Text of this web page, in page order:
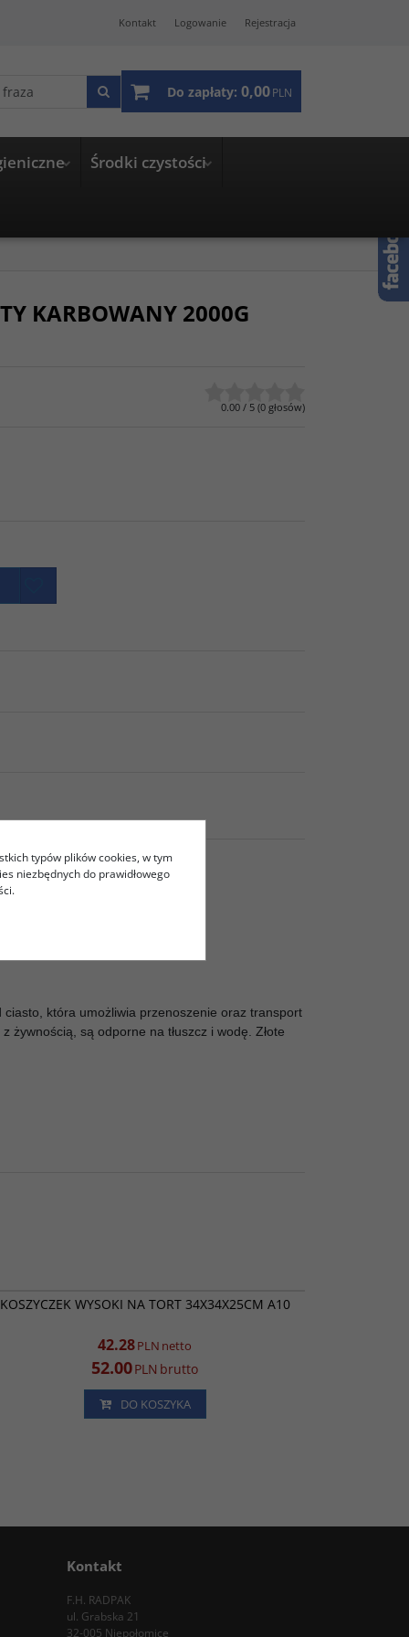
Kontakt Logowanie Rejestracja
Do zapłaty: 0,00PLN
Środki czystości
KARBOWANY 2000G
0.00 / 5 (0 głosów)
ciasto, która umożliwia przenoszenie oraz transport
żywnością, są odporne na tłuszcz i wodę. Złote
PROMOCJA
KOSZYCZEK WYSOKI NA TORT 34X34X25CM A10
42.28PLN netto
52.00PLN brutto
DO KOSZYKA
Kontakt
F.H. RADPAK
ul. Grabska 21
32-005 Niepołomice
typów plików cookies, w tym
niezbędnych do prawidłowego